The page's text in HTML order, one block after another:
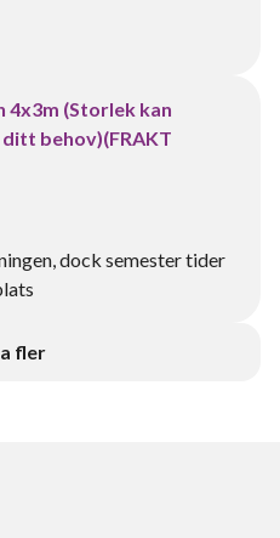
4x3m (Storlek kan
behov)(FRAKT
dock semester tider
fler